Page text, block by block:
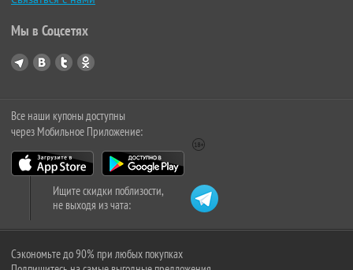
Мы в Соцсетях
Все наши купоны доступны
через Мобильное Приложение:
Ищите скидки поблизости,
не выходя из чата:
Сэкономьте до 90% при любых покупках